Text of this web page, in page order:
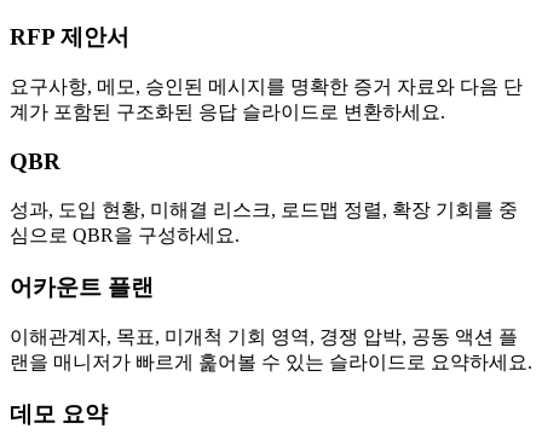
RFP 제안서
요구사항, 메모, 승인된 메시지를 명확한 증거 자료와 다음 단
계가 포함된 구조화된 응답 슬라이드로 변환하세요.
QBR
성과, 도입 현황, 미해결 리스크, 로드맵 정렬, 확장 기회를 중
심으로 QBR을 구성하세요.
어카운트 플랜
이해관계자, 목표, 미개척 기회 영역, 경쟁 압박, 공동 액션 플
랜을 매니저가 빠르게 훑어볼 수 있는 슬라이드로 요약하세요.
데모 요약